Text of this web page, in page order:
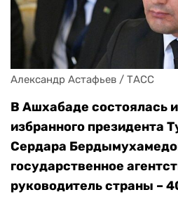
Александр Астафьев / ТАСС
В Ашхабаде состоялась
избранного президента
Сердара
государственное
руководитель страны –